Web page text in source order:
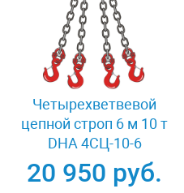
Четырехветвевой
цепной строп 6 м 10 т
DHA 4СЦ-10-6
20 950 руб.